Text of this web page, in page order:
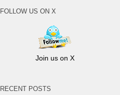
FOLLOW US ON X
Join us on X
RECENT POSTS